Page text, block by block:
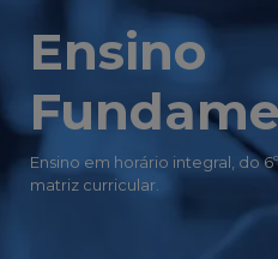
Ensino
Ensino em horário integral, do
matriz curricular.